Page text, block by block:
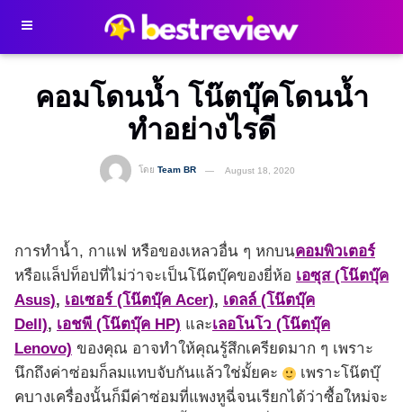
คอมโดนน้ำ โน๊ตบุ๊คโดนน้ำ
ทำอย่างไรดี
โดย Team BR August 18, 2020
การทำน้ำ, กาแฟ หรือของเหลวอื่น ๆ หกบนคอมพิวเตอร์
หรือแล็ปท็อปที่ไม่ว่าจะเป็นโน๊ตบุ๊คของยี่ห้อ เอซุส (โน๊ตบุ๊ค
Asus), เอเซอร์ (โน๊ตบุ๊ค Acer), เดลล์ (โน๊ตบุ๊ค
Dell), เอชพี (โน๊ตบุ๊ค HP) และเลอโนโว (โน๊ตบุ๊ค
Lenovo) ของคุณ อาจทำให้คุณรู้สึกเครียดมาก ๆ เพราะ
นึกถึงค่าซ่อมก็ลมแทบจับกันแล้วใช่มั้ยคะ
เพราะโน๊ตบุ๊
คบางเครื่องนั้นก็มีค่าซ่อมที่แพงหูฉี่จนเรียกได้ว่าซื้อใหม่จะ